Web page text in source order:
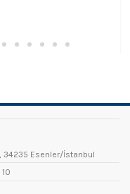
34235 Esenler/İstanbul